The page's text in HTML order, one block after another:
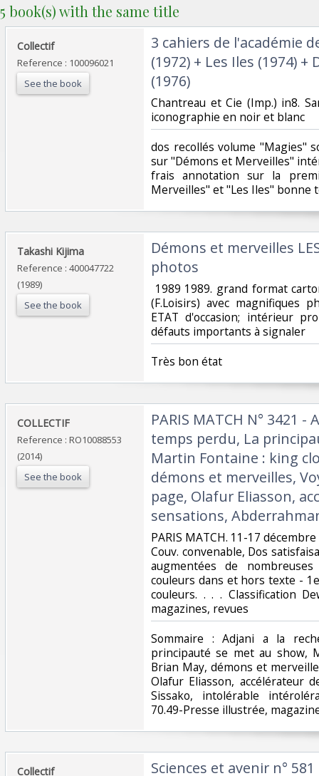
5 book(s) with the same title
‎Collectif‎
Reference : 100096021
See the book
‎3 cahiers de l'académie
(1972) + Les Iles (1974)
(1976)‎
‎Chantreau et Cie (Imp.) in8.
iconographie en noir et blanc‎
‎dos recollés volume "Magies"
sur "Démons et Merveilles"
frais annotation sur la
Merveilles" et "Les Iles" bonne
‎Takashi Kijima‎
Reference : 400047722
(1989)
See the book
‎Démons et merveilles
photos‎
1989 1989. grand format
(F.Loisirs) avec magnifiques
ETAT d'occasion; intérieur
défauts importants à signaler‎
‎Très bon état‎
‎COLLECTIF‎
Reference : RO10088553
(2014)
See the book
‎PARIS MATCH N° 3421
temps perdu, La
Martin Fontaine : king
démons et merveilles,
page, Olafur Eliasson,
sensations,
‎PARIS MATCH. 11-17
Couv. convenable, Dos
augmentées de
couleurs dans et hors texte -
couleurs. . . . Classification
magazines, revues‎
‎Sommaire : Adjani a la
principauté se met au show,
Brian May, démons et
Olafur Eliasson, accélérateur
Sissako, intolérable
70.49-Presse illustrée,
‎Collectif‎ ‎Sciences et avenir n°